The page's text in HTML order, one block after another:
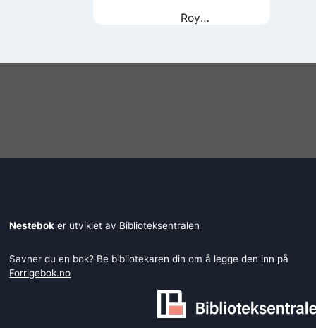
Roy
Nestebok er utviklet av Biblioteksentralen
Savner du en bok? Be bibliotekaren din om å legge den inn på
Forrigebok.no